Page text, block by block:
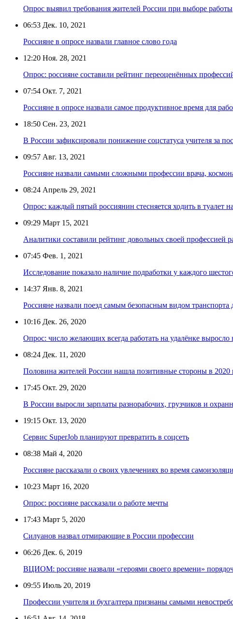
Опрос выявил требования жителей России при выборе работы
06:53 Дек. 10, 2021
Россияне в опросе назвали главное слово года
12:20 Ноя. 28, 2021
Опрос: россияне составили рейтинг переоценённых
07:54 Окт. 7, 2021
Россияне в опросе назвали самое продуктивное время для
18:50 Сен. 23, 2021
В России зафиксировали понижение соцстатуса учителя за
09:57 Авг. 13, 2021
Россияне назвали самыми сложными профессии врача,
08:24 Апрель 29, 2021
Опрос: каждый пятый россиянин стесняется ходить в туалет
09:29 Март 15, 2021
Аналитики составили рейтинг довольных своей профессией
07:45 Фев. 1, 2021
Исследование показало наличие подработки у каждого
14:37 Янв. 8, 2021
Россияне назвали поезд самым безопасным видом транспорта
10:16 Дек. 26, 2020
Опрос: число желающих всегда работать на удалёнке выросло
08:24 Дек. 11, 2020
Половина жителей России нашла позитивные стороны в 2020
17:45 Окт. 29, 2020
В России выросли зарплаты разнорабочих, грузчиков и
19:15 Окт. 13, 2020
Сервис SuperJob планируют превратить в соцсеть
08:38 Май 4, 2020
Россияне рассказали о своих увлечениях во время
10:23 Март 16, 2020
Опрос: россияне рассказали о работе мечты
17:43 Март 5, 2020
Силуанов назвал отмирающие в России профессии
06:26 Дек. 6, 2019
ВЦИОМ: россияне назвали «героями своего времени»
09:55 Июль 20, 2019
Профессии учителя и бухгалтера признаны самыми